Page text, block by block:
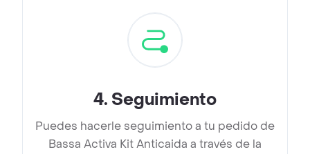
4. Seguimiento
Puedes hacerle seguimiento a tu pedido de
Bassa Activa Kit Anticaida a través de la